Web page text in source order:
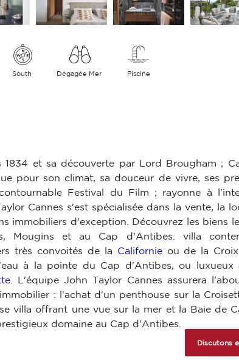
South Dégagée Mer Piscine
1834 et sa découverte par Lord Brougham ;
pour son climat, sa douceur de vivre, ses
Festival du Film ; rayonne à
Cannes s'est spécialisée dans la vente, la
immobiliers d'exception. Découvrez les biens
Mougins et au Cap d'Antibes: villa
très convoités de la Californieou de la Croix
à la pointe du Cap d'Antibes, ou luxueux
. L'équipe John Taylor Cannes assurera
: l'achat d'un penthouse sur la
villa offrant une vue sur la mer et la Baie de
domaine au Cap d'Antibes.
Discutons
avec les réglementations. Personnalisez